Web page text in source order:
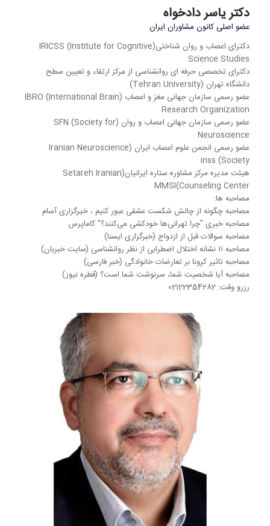
دکتر یاسر دادخواه
عضو اصلی کانون مشاوران ایران
دکترای اعصاب و روان شناختی(IRICSS (Institute for Cognitive
Science Studies
دکترای تخصصی حرفه ای روانشناسی از مرکز ارتقاء و تعیین سطح
دانشگاه تهران (Tehran University)
عضو رسمی سازمان جهانی مغز و اعصاب (IBRO (International Brain
Research Organization
عضو رسمی سازمان جهانی اعصاب و روان (SFN (Society for
Neuroscience
عضو رسمی انجمن علوم اعصاب ایران (Iranian Neuroscience
Society) inss
هیئت مدیره مرکز مشاوره ستاره ایرانیان(Setareh Iranian
Counseling Center)MMSI
مصاحبه ها:
مصاحبه چگونه از چالش شکست عشقی عبور کنیم ، خیرگزاری آسام
مصاحبه خبری "چرا تهرانی‌ها خودکشی می‌کنند؟" کاماپرس
مصاحبه سوالات قبل از ازدواج (خبرگزاری ایسنا)
مصاحبه ۱۱ نشانه اختلال اضطرابی از نظر روانشناسی (سایت خبربان)
مصاحبه تاثیر کرونا بر تعارضات خانوادگی (خبر فارسی)
مصاحبه آیا شخصیت شما، سرنوشت شما است؟ (قطره نیوز)
رزرو وقت: 02122354282